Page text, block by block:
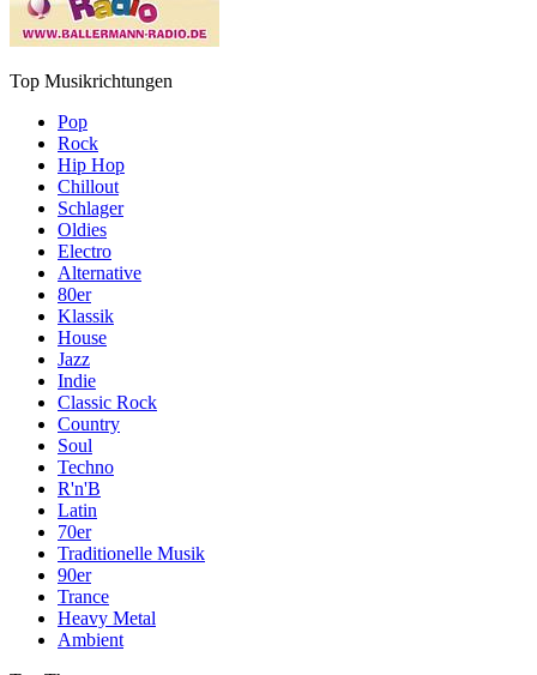
Top Musikrichtungen
Pop
Rock
Hip Hop
Chillout
Schlager
Oldies
Electro
Alternative
80er
Klassik
House
Jazz
Indie
Classic Rock
Country
Soul
Techno
R'n'B
Latin
70er
Traditionelle Musik
90er
Trance
Heavy Metal
Ambient